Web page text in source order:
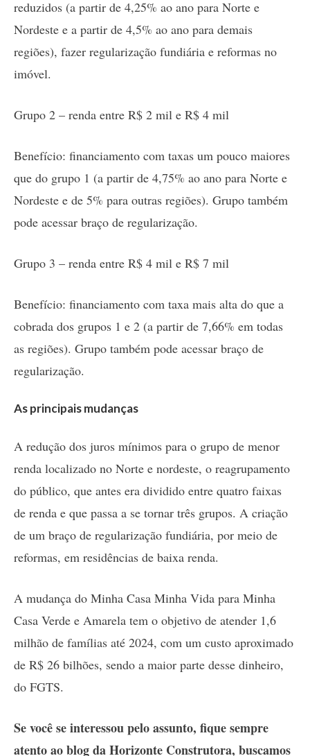
reduzidos (a partir de 4,25% ao ano para Norte e
Nordeste e a partir de 4,5% ao ano para demais
regiões), fazer regularização fundiária e reformas no
imóvel.
Grupo 2 – renda entre R$ 2 mil e R$ 4 mil
Benefício: financiamento com taxas um pouco maiores
que do grupo 1 (a partir de 4,75% ao ano para Norte e
Nordeste e de 5% para outras regiões). Grupo também
pode acessar braço de regularização.
Grupo 3 – renda entre R$ 4 mil e R$ 7 mil
Benefício: financiamento com taxa mais alta do que a
cobrada dos grupos 1 e 2 (a partir de 7,66% em todas
as regiões). Grupo também pode acessar braço de
regularização.
As principais mudanças
A redução dos juros mínimos para o grupo de menor
renda localizado no Norte e nordeste, o reagrupamento
do público, que antes era dividido entre quatro faixas
de renda e que passa a se tornar três grupos. A criação
de um braço de regularização fundiária, por meio de
reformas, em residências de baixa renda.
A mudança do Minha Casa Minha Vida para Minha
Casa Verde e Amarela tem o objetivo de atender 1,6
milhão de famílias até 2024, com um custo aproximado
de R$ 26 bilhões, sendo a maior parte desse dinheiro,
do FGTS.
Se você se interessou pelo assunto, fique sempre
atento ao blog da Horizonte Construtora, buscamos